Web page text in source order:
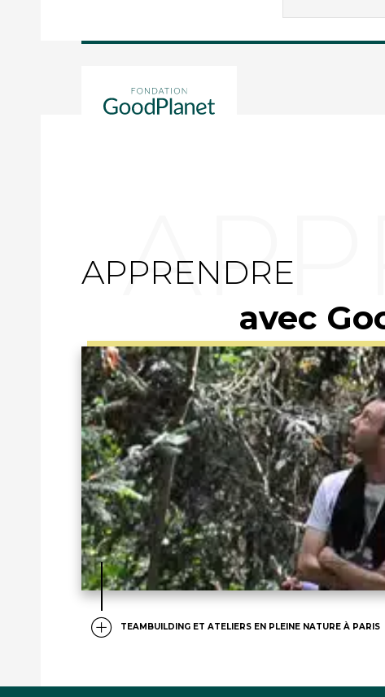
APPRENDRE
avec
TEAMBUILDING ET ATELIERS EN PLEINE NATURE À PARIS